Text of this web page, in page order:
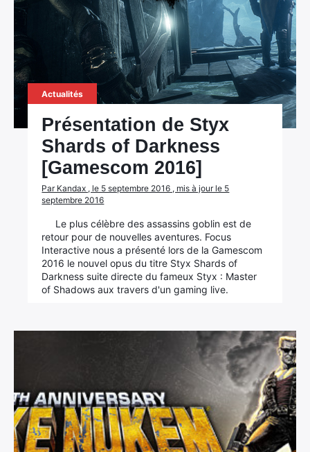
Actualités
Présentation de Styx
Shards of Darkness
[Gamescom 2016]
Par Kandax , le 5 septembre 2016 , mis à jour le 5
septembre 2016
Le plus célèbre des assassins goblin est de
retour pour de nouvelles aventures. Focus
Interactive nous a présenté lors de la Gamescom
2016 le nouvel opus du titre Styx Shards of
Darkness suite directe du fameux Styx : Master
of Shadows aux travers d'un gaming live.